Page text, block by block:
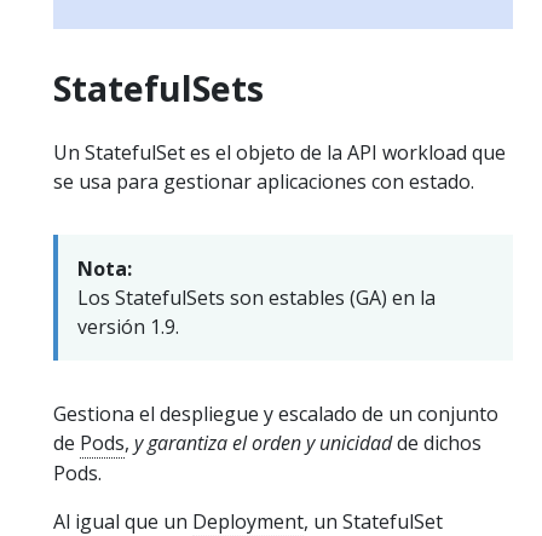
StatefulSets
Un StatefulSet es el objeto de la API workload que
se usa para gestionar aplicaciones con estado.
Nota:
Los StatefulSets son estables (GA) en la
versión 1.9.
Gestiona el despliegue y escalado de un conjunto
de Pods, y garantiza el orden y unicidadde dichos
Pods.
Al igual que un Deployment, un StatefulSet